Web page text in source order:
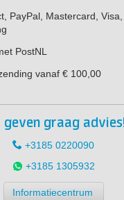
PayPal, Mastercard,
PostNL
vanaf € 100,00
geven graag
+3185 0220090
+3185 1305932
Informatiecentrum